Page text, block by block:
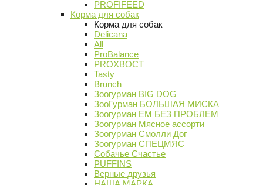
PROFIFEED
Корма для собак
Корма для собак
Delicana
All
ProBalance
PROХВОСТ
Tasty
Brunch
Зоогурман BIG DOG
ЗооГурман БОЛЬШАЯ МИСКА
Зоогурман ЕМ БЕЗ ПРОБЛЕМ
Зоогурман Мясное ассорти
Зоогурман Смолли Дог
Зоогурман СПЕЦМЯС
Собачье Счастье
PUFFINS
Верные друзья